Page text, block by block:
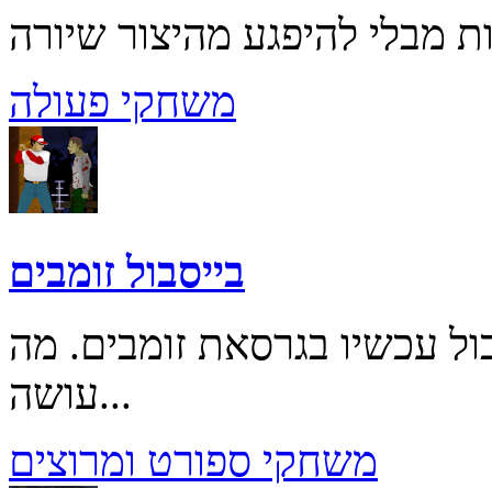
משחקי פעולה
בייסבול זומבים
עכשיו בגרסאת זומבים. מה
עושה...
משחקי ספורט ומרוצים